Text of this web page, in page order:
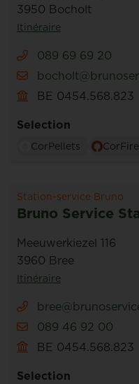
3950 Bocholt
Itinéraire
089 69 69 20
BE 0454.568.823
Selection
CorPellets
Station-service Bruno
Bruno Service
Meeuwerkiezel 116
3960 Bree
Itinéraire
089 46 92 00
BE 0454.568.823
Selection